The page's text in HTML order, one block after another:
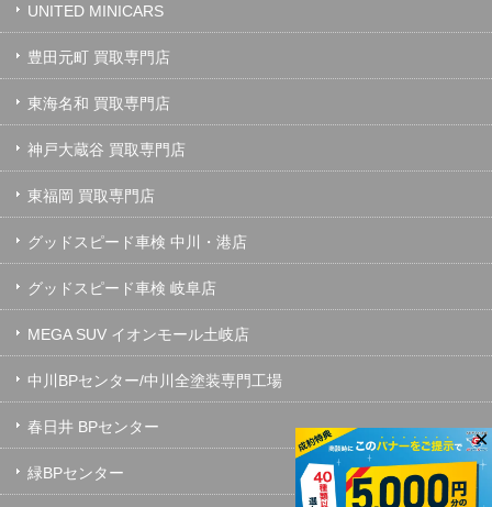
UNITED MINICARS
豊田元町 買取専門店
東海名和 買取専門店
神戸大蔵谷 買取専門店
東福岡 買取専門店
グッドスピード車検 中川・港店
グッドスピード車検 岐阜店
MEGA SUV イオンモール土岐店
中川BPセンター/中川全塗装専門工場
春日井 BPセンター
緑BPセンター
×